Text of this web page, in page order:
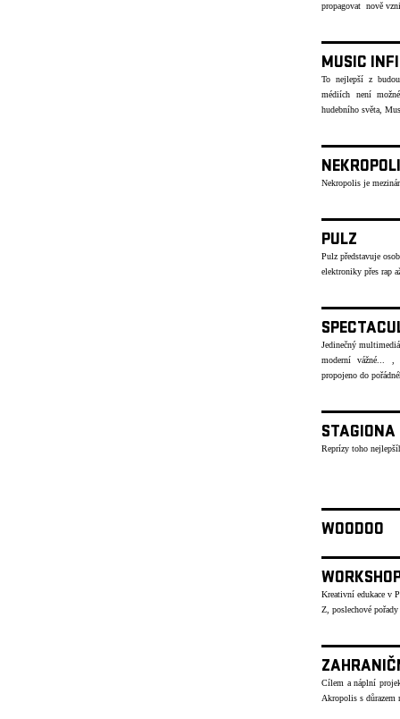
propagovat nově
MUSIC
To nejlepší z
médiích není
hudebního světa,
Nekropolis je
PULZ
Pulz představuje
elektroniky přes rap
Jedinečný
moderní vážné... ,
propojeno do
STAGIONA
Reprízy toho
WOODOO
Kreativní edukace v
Z, poslechové
Cílem a náplní
Akropolis s důrazem